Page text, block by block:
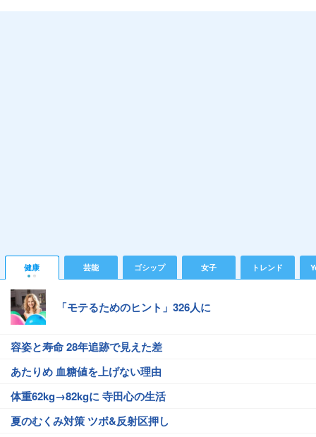
健康 芸能 ゴシップ 女子 トレンド
「モテるためのヒント」326人に
容姿と寿命 28年追跡で見えた差
あたりめ 血糖値を上げない理由
体重62kg→82kgに 寺田心の生活
夏のむくみ対策 ツボ&反射区押し